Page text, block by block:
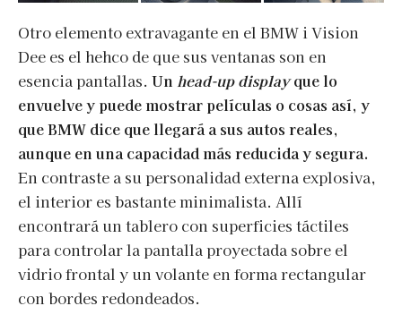
Otro elemento extravagante en el BMW i Vision
Dee es el hehco de que sus ventanas son en
esencia pantallas. Un head-up displayque lo
envuelve y puede mostrar películas o cosas así, y
que BMW dice que llegará a sus autos reales,
aunque en una capacidad más reducida y segura.
En contraste a su personalidad externa explosiva,
el interior es bastante minimalista. Allí
encontrará un tablero con superficies táctiles
para controlar la pantalla proyectada sobre el
vidrio frontal y un volante en forma rectangular
con bordes redondeados.